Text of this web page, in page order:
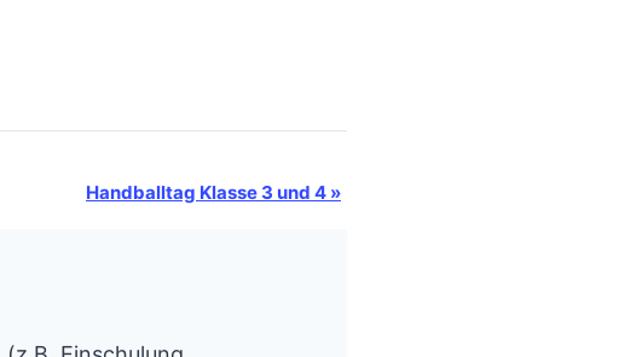
Handballtag Klasse 3 und 4 »